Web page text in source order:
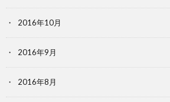
2016年10月
2016年9月
2016年8月